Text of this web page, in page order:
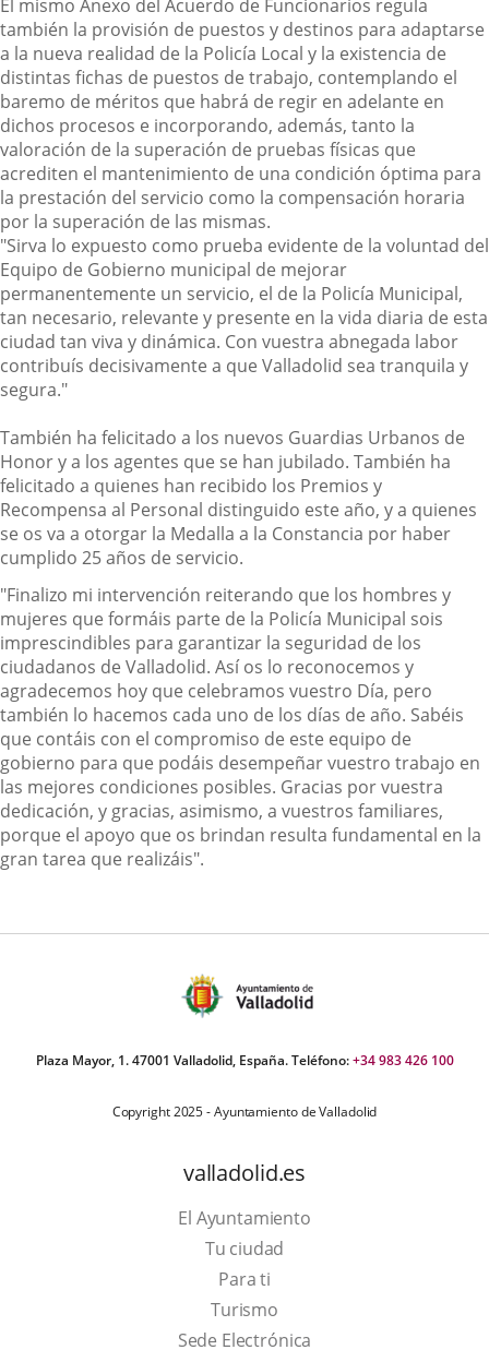
El mismo Anexo del Acuerdo de Funcionarios regula
también la provisión de puestos y destinos para adaptarse
a la nueva realidad de la Policía Local y la existencia de
distintas fichas de puestos de trabajo, contemplando el
baremo de méritos que habrá de regir en adelante en
dichos procesos e incorporando, además, tanto la
valoración de la superación de pruebas físicas que
acrediten el mantenimiento de una condición óptima para
la prestación del servicio como la compensación horaria
por la superación de las mismas.
"Sirva lo expuesto como prueba evidente de la voluntad del
Equipo de Gobierno municipal de mejorar
permanentemente un servicio, el de la Policía Municipal,
tan necesario, relevante y presente en la vida diaria de esta
ciudad tan viva y dinámica. Con vuestra abnegada labor
contribuís decisivamente a que Valladolid sea tranquila y
segura."
También ha felicitado a los nuevos Guardias Urbanos de
Honor y a los agentes que se han jubilado. También ha
felicitado a quienes han recibido los Premios y
Recompensa al Personal distinguido este año, y a quienes
se os va a otorgar la Medalla a la Constancia por haber
cumplido 25 años de servicio.
"Finalizo mi intervención reiterando que los hombres y
mujeres que formáis parte de la Policía Municipal sois
imprescindibles para garantizar la seguridad de los
ciudadanos de Valladolid. Así os lo reconocemos y
agradecemos hoy que celebramos vuestro Día, pero
también lo hacemos cada uno de los días de año. Sabéis
que contáis con el compromiso de este equipo de
gobierno para que podáis desempeñar vuestro trabajo en
las mejores condiciones posibles. Gracias por vuestra
dedicación, y gracias, asimismo, a vuestros familiares,
porque el apoyo que os brindan resulta fundamental en la
gran tarea que realizáis".
Plaza Mayor, 1. 47001 Valladolid, España. Teléfono:+34 983 426 100
Copyright 2025 - Ayuntamiento de Valladolid
valladolid.es
El Ayuntamiento
Tu ciudad
Para ti
TurismoThis
link
Sede Electrónica